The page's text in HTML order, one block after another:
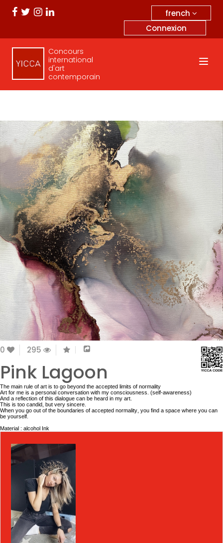
french
Connexion
Concours
international
d'art
contemporain
0 295
Pink Lagoon
The main rule of art is to go beyond the accepted limits of normality
Art for me is a personal conversation with my consciousness. (self-awareness)
And a reflection of this dialogue can be heard in my art.
This is too candid, but very sincere.
When you go out of the boundaries of accepted normality, you find a space where you can
be yourself.
Material : alcohol Ink